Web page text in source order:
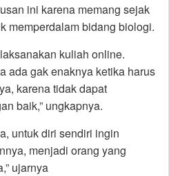
ini karena memang sejak
memperdalam bidang biologi.
kuliah online.
ada gak enaknya ketika harus
karena tidak dapat
baik,” ungkapnya.
untuk diri sendiri ingin
menjadi orang yang
ujarnya